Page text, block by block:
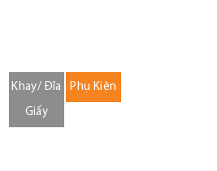
Khay/ Đĩa
Giấy
Phụ Kiện